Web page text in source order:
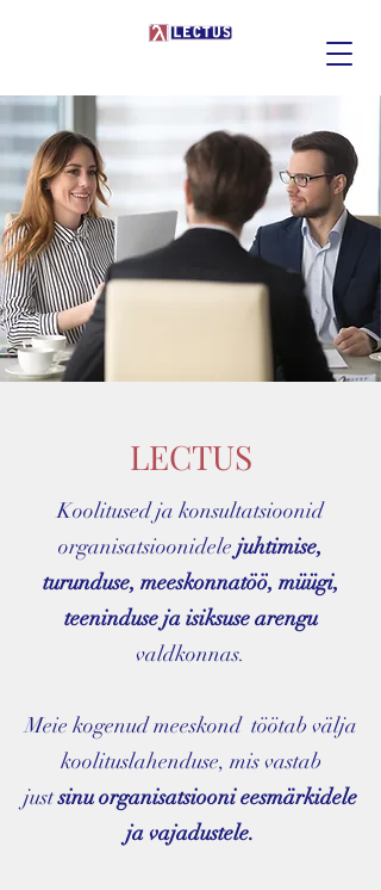
LECTUS
Koolitused ja konsultatsioonid
organisatsioonidele juhtimise,
turunduse, meeskonnatöö, müügi,
teeninduse ja isiksuse arengu
valdkonnas.
Meie kogenud meeskond töötab välja
koolituslahenduse, mis vastab
justsinu organisatsiooni eesmärkidele
ja vajadustele.